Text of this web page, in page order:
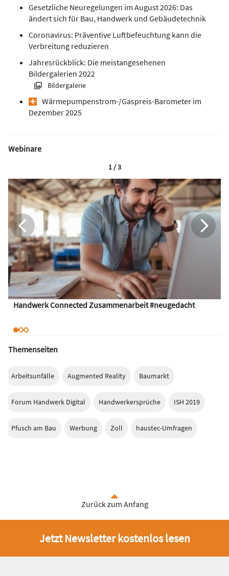
Gesetzliche Neuregelungen im August 2026: Das
ändert sich für Bau, Handwerk und Gebäudetechnik
Coronavirus: Präventive Luftbefeuchtung kann die
Verbreitung reduzieren
Jahresrückblick: Die meistangesehenen
Bildergalerien 2022
Bildergalerie
Wärmepumpen­strom-/Gas­preis­-Baro­meter im
Dezember 2025
Webinare
Handwerk Connected Zusammenarbeit #neugedacht
1 / 3
Themenseiten
Arbeitsunfälle Augmented Reality Baumarkt
Forum Handwerk Digital Handwerkersprüche ISH 2019
Pfusch am Bau Werbung Zoll haustec-Umfragen
Zurück zum Anfang
Jetzt Newsletter kostenlos lesen